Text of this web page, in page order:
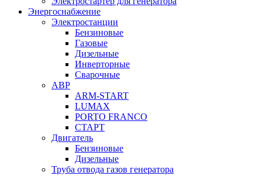
Энергоснабжение
Электростанции
Бензиновые
Газовые
Дизельные
Инверторные
Сварочные
АВР
ARM-START
LUMAX
PORTO FRANCO
СТАРТ
Двигатель
Бензиновые
Дизельные
Труба отвода газов генератора